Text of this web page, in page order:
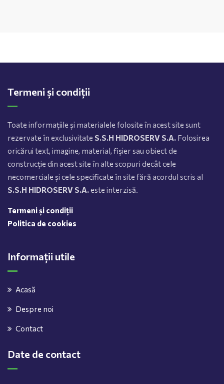
Termeni și condiții
Toate informațiile și materialele folosite în acest site sunt
rezervate în exclusivitate S.S.H HIDROSERV S.A. Folosirea
oricărui text, imagine, material, fișier sau obiect de
construcție din acest site în alte scopuri decât cele
necomerciale și cele specificate în site fără acordul scris al
S.S.H HIDROSERV S.A.este interzisă.
Termeni și condiții
Politica de cookies
Informații utile
Acasă
Despre noi
Contact
Date de contact